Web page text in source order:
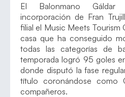
El Balonmano
incorporación de Fran
filial el Music Meets Tourism
casa que ha conseguido
todas las categorías de
temporada logró 95 goles
donde disputó la fase
título coronándose como
compañeros.